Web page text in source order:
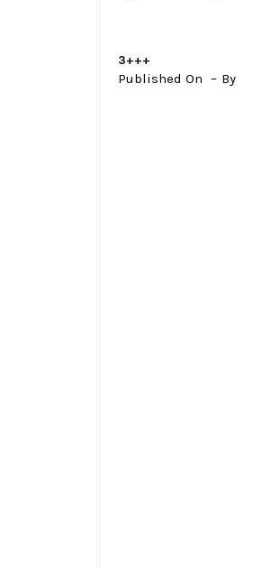
3+++
Published On By